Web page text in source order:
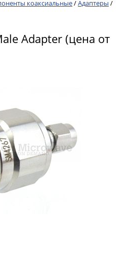
коаксиальные/Адаптеры /
Adapter (цена от